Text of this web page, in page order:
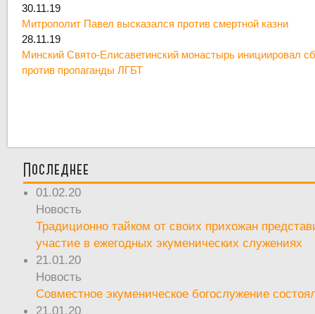
30.11.19
Митрополит Павел высказался против смертной казни
28.11.19
Минский Свято-Елисаветинский монастырь инициировал
против пропаганды ЛГБТ
Последнее
01.02.20
Новость
Традиционно тайком от своих прихожан
участие в ежегодных экуменических служениях
21.01.20
Новость
Совместное экуменическое богослужение
21.01.20